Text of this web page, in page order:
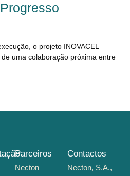
o projeto INOVACEL
uma colaboração próxima entre
Parceiros
Necton
Contactos
Necton, S.A.,